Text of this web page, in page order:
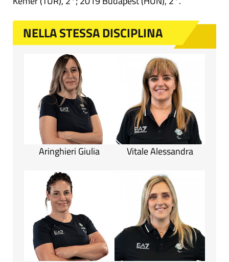
NELLA STESSA DISCIPLINA
Aringhieri Giulia Vitale Alessandra